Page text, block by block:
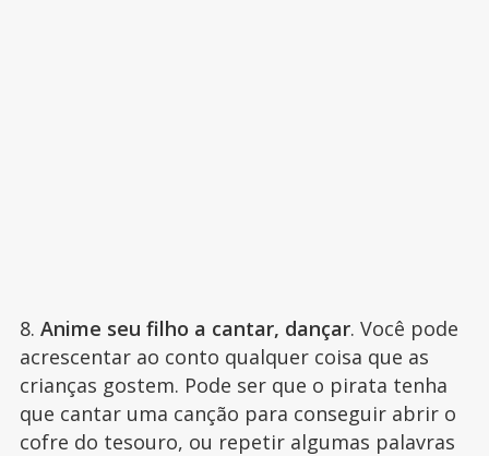
8. Anime seu filho a cantar, dançar. Você pode
acrescentar ao conto qualquer coisa que as
crianças gostem. Pode ser que o pirata tenha
que cantar uma canção para conseguir abrir o
cofre do tesouro, ou repetir algumas palavras